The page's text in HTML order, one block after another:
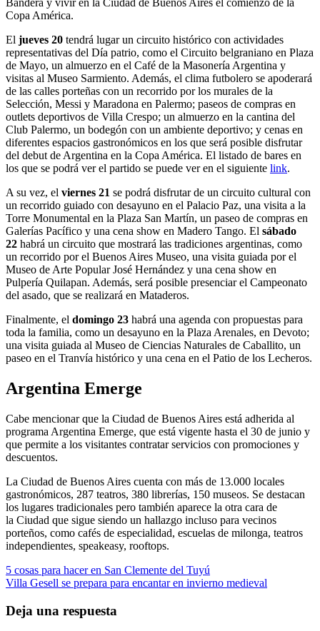
Bandera y vivir en la Ciudad de Buenos Aires el comienzo de la
Copa América.
El jueves 20 tendrá lugar un circuito histórico con actividades
representativas del Día patrio, como el Circuito belgraniano en Plaza
de Mayo, un almuerzo en el Café de la Masonería Argentina y
visitas al Museo Sarmiento. Además, el clima futbolero se apoderará
de las calles porteñas con un recorrido por los murales de la
Selección, Messi y Maradona en Palermo; paseos de compras en
outlets deportivos de Villa Crespo; un almuerzo en la cantina del
Club Palermo, un bodegón con un ambiente deportivo; y cenas en
diferentes espacios gastronómicos en los que será posible disfrutar
del debut de Argentina en la Copa América. El listado de bares en
los que se podrá ver el partido se puede ver en el siguiente link.
A su vez, el viernes 21 se podrá disfrutar de un circuito cultural con
un recorrido guiado con desayuno en el Palacio Paz, una visita a la
Torre Monumental en la Plaza San Martín, un paseo de compras en
Galerías Pacífico y una cena show en Madero Tango. El sábado
22 habrá un circuito que mostrará las tradiciones argentinas, como
un recorrido por el Buenos Aires Museo, una visita guiada por el
Museo de Arte Popular José Hernández y una cena show en
Pulpería Quilapan. Además, será posible presenciar el Campeonato
del asado, que se realizará en Mataderos.
Finalmente, el domingo 23 habrá una agenda con propuestas para
toda la familia, como un desayuno en la Plaza Arenales, en Devoto;
una visita guiada al Museo de Ciencias Naturales de Caballito, un
paseo en el Tranvía histórico y una cena en el Patio de los Lecheros.
Argentina Emerge
Cabe mencionar que la Ciudad de Buenos Aires está adherida al
programa Argentina Emerge, que está vigente hasta el 30 de junio y
que permite a los visitantes contratar servicios con promociones y
descuentos.
La Ciudad de Buenos Aires cuenta con más de 13.000 locales
gastronómicos, 287 teatros, 380 librerías, 150 museos. Se destacan
los lugares tradicionales pero también aparece la otra cara de
la Ciudad que sigue siendo un hallazgo incluso para vecinos
porteños, como cafés de especialidad, escuelas de milonga, teatros
independientes, speakeasy, rooftops.
Navegación
de
entradas
5 cosas para hacer en San Clemente del Tuyú
Villa Gesell se prepara para encantar en invierno medieval
Deja una respuesta